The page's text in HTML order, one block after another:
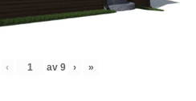
‹ av 9 › »